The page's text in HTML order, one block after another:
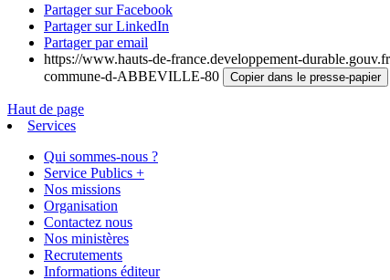
Partager sur Facebook
Partager sur LinkedIn
Partager par email
https://www.hauts-de-france.developpement-
commune-d-ABBEVILLE-80
Copier dans le presse-papier
Haut de page
Services
Qui sommes-nous ?
Service Publics +
Nos missions
Organisation
Contactez nous
Nos ministères
Recrutements
Informations éditeur